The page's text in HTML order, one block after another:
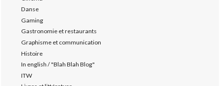
Danse
Gaming
Gastronomie et restaurants
Graphisme et communication
Histoire
In english / "Blah Blah Blog"
ITW